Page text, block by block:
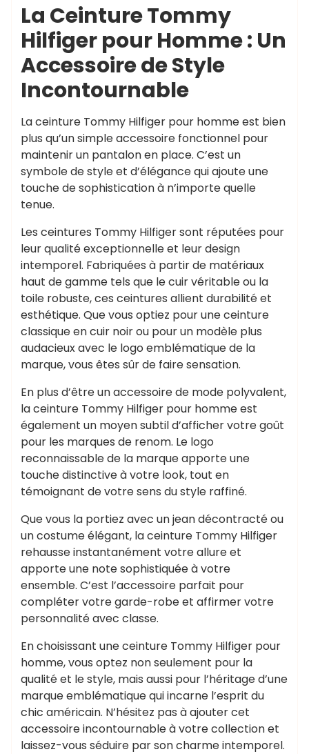
La Ceinture Tommy
Hilfiger pour Homme : Un
Accessoire de Style
Incontournable
La ceinture Tommy Hilfiger pour homme est bien
plus qu’un simple accessoire fonctionnel pour
maintenir un pantalon en place. C’est un
symbole de style et d’élégance qui ajoute une
touche de sophistication à n’importe quelle
tenue.
Les ceintures Tommy Hilfiger sont réputées pour
leur qualité exceptionnelle et leur design
intemporel. Fabriquées à partir de matériaux
haut de gamme tels que le cuir véritable ou la
toile robuste, ces ceintures allient durabilité et
esthétique. Que vous optiez pour une ceinture
classique en cuir noir ou pour un modèle plus
audacieux avec le logo emblématique de la
marque, vous êtes sûr de faire sensation.
En plus d’être un accessoire de mode polyvalent,
la ceinture Tommy Hilfiger pour homme est
également un moyen subtil d’afficher votre goût
pour les marques de renom. Le logo
reconnaissable de la marque apporte une
touche distinctive à votre look, tout en
témoignant de votre sens du style raffiné.
Que vous la portiez avec un jean décontracté ou
un costume élégant, la ceinture Tommy Hilfiger
rehausse instantanément votre allure et
apporte une note sophistiquée à votre
ensemble. C’est l’accessoire parfait pour
compléter votre garde-robe et affirmer votre
personnalité avec classe.
En choisissant une ceinture Tommy Hilfiger pour
homme, vous optez non seulement pour la
qualité et le style, mais aussi pour l’héritage d’une
marque emblématique qui incarne l’esprit du
chic américain. N’hésitez pas à ajouter cet
accessoire incontournable à votre collection et
laissez-vous séduire par son charme intemporel.